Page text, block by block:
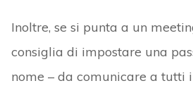
Inoltre, se si punta a un
consiglia di impostare una
nome – da comunicare a tutti